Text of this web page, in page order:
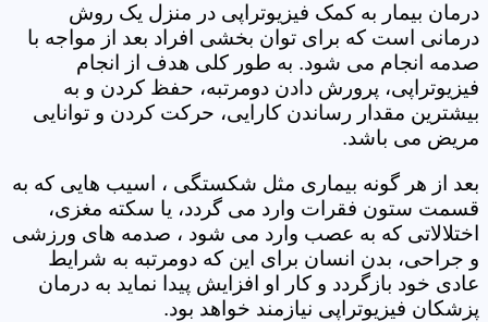
درمان بیمار به کمک فیزیوتراپی در منزل یک روش
درمانی است که برای توان بخشی افراد بعد از مواجه با
صدمه انجام می شود. به طور کلی هدف از انجام
فیزیوتراپی، پرورش دادن دومرتبه، حفظ کردن و به
بیشترین مقدار رساندن کارایی، حرکت کردن و توانایی
مریض می باشد.
بعد از هر گونه بیماری مثل شکستگی ، اسیب هایی که به
قسمت ستون فقرات وارد می گردد، یا سکته مغزی،
اختلالاتی که به عصب وارد می شود ، صدمه های ورزشی
و جراحی، بدن انسان برای این که دومرتبه به شرایط
عادی خود بازگردد و کار او افزایش پیدا نماید به درمان
پزشکان فیزیوتراپی نیازمند خواهد بود.